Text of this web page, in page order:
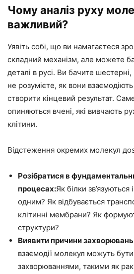
Чому аналіз руху
важливий?
Уявіть собі, що ви намагаєтеся
складний механізм, але можете
деталі в русі. Ви бачите
не розумієте, як вони
створити кінцевий результат.
опиняються вчені, які вивчають
клітини.
Відстеження окремих молекул
Розібратися в
процесах:Як білки
одним? Як відбувається
клітинні мембрани? Як
структури?
Виявити причини
взаємодії молекул можуть бути
захворюваннями, такими як